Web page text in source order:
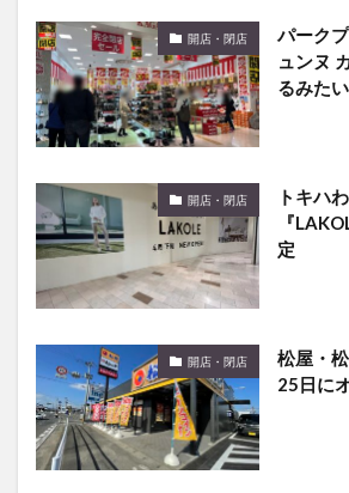
開店・閉店
パーク
ュンヌ
るみたい
開店・閉店
トキハ
『
定
開店・閉店
松屋・
25日に